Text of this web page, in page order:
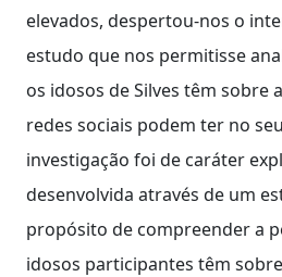
elevados, despertou-nos o
estudo que nos permitisse
os idosos de Silves têm sobre
redes sociais podem ter no
investigação foi de caráter
desenvolvida através de um
propósito de compreender a
idosos participantes têm